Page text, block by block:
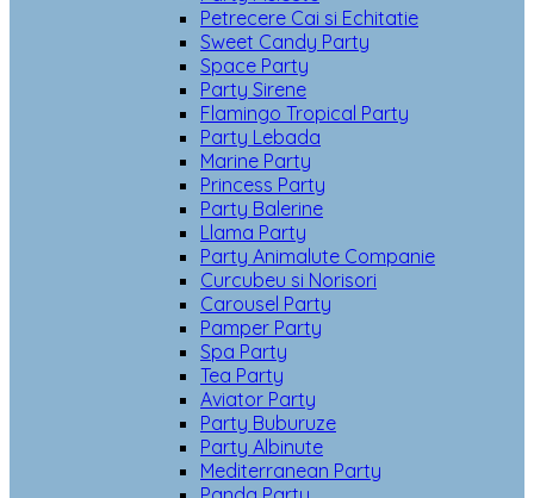
Petrecere Cai si Echitatie
Sweet Candy Party
Space Party
Party Sirene
Flamingo Tropical Party
Party Lebada
Marine Party
Princess Party
Party Balerine
Llama Party
Party Animalute Companie
Curcubeu si Norisori
Carousel Party
Pamper Party
Spa Party
Tea Party
Aviator Party
Party Buburuze
Party Albinute
Mediterranean Party